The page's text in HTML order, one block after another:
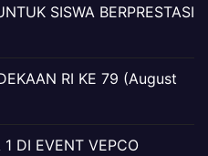
SISWA BERPRESTASI
RI KE 79 (August
DI EVENT VEPCO